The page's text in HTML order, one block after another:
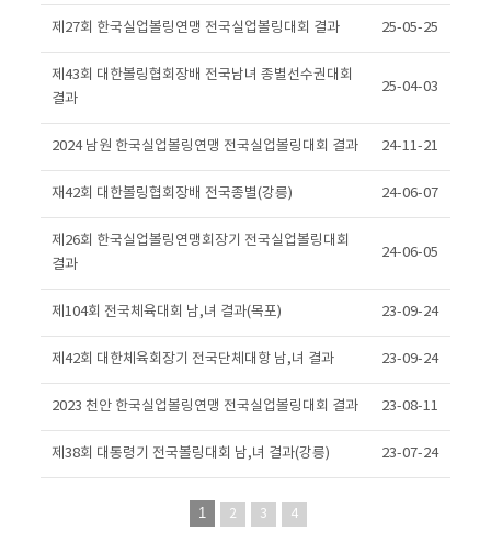
제27회 한국실업볼링연맹 전국실업볼링대회 결과 25-05-25
제43회 대한볼링협회장배 전국남녀 종별선수권대회
결과
25-04-03
2024 남원 한국실업볼링연맹 전국실업볼링대회 결과 24-11-21
재42회 대한볼링협회장배 전국종별(강릉) 24-06-07
제26회 한국실업볼링연맹회장기 전국실업볼링대회
결과
24-06-05
제104회 전국체육대회 남,녀 결과(목포) 23-09-24
제42회 대한체육회장기 전국단체대항 남,녀 결과 23-09-24
2023 천안 한국실업볼링연맹 전국실업볼링대회 결과 23-08-11
제38회 대통령기 전국볼링대회 남,녀 결과(강릉) 23-07-24
1 2 3 4